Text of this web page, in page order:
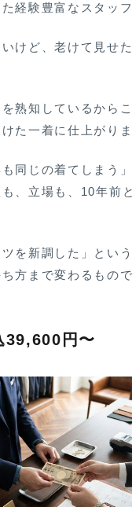
経験豊富なスタッフ
いけど、老けて見せ
熟知しているから
た一着に仕上がりま
も同じの着てしまう
、立場も、10年前
ツを新調した」とい
方まで変わるもので
39,600円〜